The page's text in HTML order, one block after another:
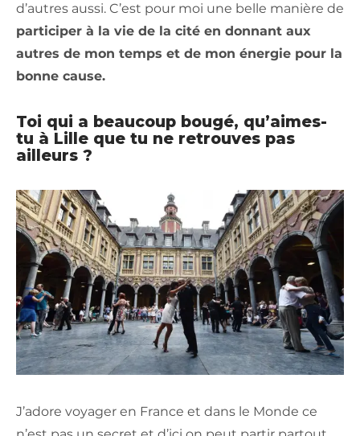
d’autres aussi. C’est pour moi une belle manière de
participer à la vie de la cité en donnant aux
autres de mon temps et de mon énergie pour la
bonne cause.
Toi qui a beaucoup bougé, qu’aimes-
tu à Lille que tu ne retrouves pas
ailleurs ?
J’adore voyager en France et dans le Monde ce